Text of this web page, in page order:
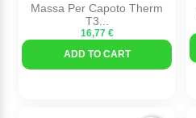
Massa Per Capoto Therm
T3...
16,77 €
ADD TO CART